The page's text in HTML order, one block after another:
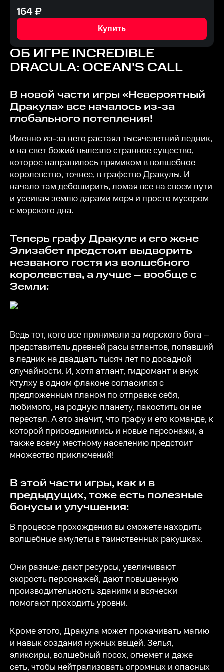
164₽
Купить
ОБ ИГРЕ INCREDIBLE
DRACULA: OCEAN'S CALL
В новой части игры «Невероятный
Дракула» все началось из-за
глобального потепления!
Именно из-за него растаял тысячелетний ледник,
и на свет божий вылезло странное существо,
которое направилось прямиком в волшебное
королевство, точнее, в графство Дракулы. И
начало там дебоширить, ломая все на своем пути
и усеивая землю дарами моря и просто мусором
с морского дна.
Теперь графу Дракуле и его жене
Элизабет предстоит выдворить
незваного гостя из волшебного
королевства, а лучше – вообще с
Земли:
Ведь тот, кого все принимали за морского бога –
представитель древней расы атлантов, попавший
в ледник на двадцать тысяч лет по досадной
случайности. И, хотя атлант, гидромант и внук
Ктулху в одном флаконе согласился с
предложенным планом по отправке себя,
любимого, на родную планету, пакостить он не
перестал. А это значит, что графу и его команде, к
которой присоединились и новые персонажи, а
также всему местному населению предстоит
множество приключений!
В этой части игры, как и в
предыдущих, тоже есть полезные
бонусы и улучшения:
В процессе прохождения вы сможете находить
волшебные амулеты в таинственных ракушках.
Они разные: дают ресурсы, увеличивают
скорость персонажей, дают повышенную
производительность зданиям и всячески
помогают проходить уровни.
Кроме этого, Дракула может прокачивать магию
и навык создания нужных вещей. Зелья,
эликсиры, волшебный посох, огнемет и даже
сеть, чтобы нейтрализовать огромных и опасных